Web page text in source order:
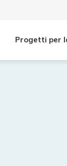
Progetti per